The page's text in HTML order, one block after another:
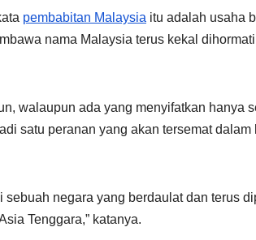
pembabitan Malaysia itu adalah usaha
nama Malaysia terus kekal
walaupun ada yang menyifatkan hanya
satu peranan yang akan tersemat dalam
sebuah negara yang berdaulat dan terus
Tenggara,” katanya.